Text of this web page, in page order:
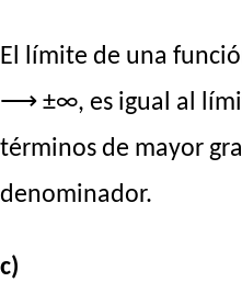
El límite de una
⟶ ±∞, es igual al
términos de mayor
denominador.
c)